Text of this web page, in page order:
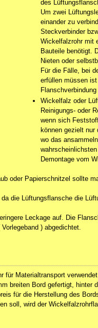
des
Um zwei
einander zu
Steckverbinder
Wickelfalzrohr mit
Bauteile benötigt.
Nieten oder
Für die Fälle, bei
erfüllen müssen
Wickelfalz oder
Reinigungs- oder
wenn sich
können gezielt nur
wo das
Demontage vom
oder Papierschnitzel sollte
die Lüftungsflansche die
Leckage auf. Die
) abgedichtet.
Materialtransport
breiten Bord gefertigt,
für die Herstellung des
soll, wird der